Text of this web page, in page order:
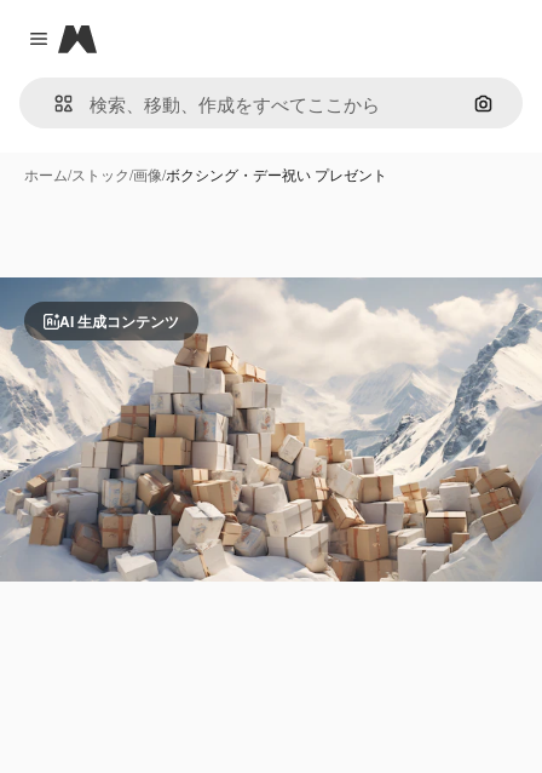
Close menu
Magnific
画像で
ホーム/ストック/画像/ボクシング・デー祝い プレゼント
AI 生成コンテンツ